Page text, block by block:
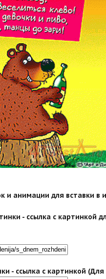
и анимации для вставки в
- ссылка с картинкой
- ссылка с картинкой